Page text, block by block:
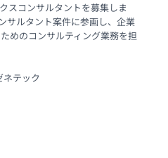
スコンサルタントを募集しま
サルタント案件に参画し、企業
めのコンサルティング業務を担
テック